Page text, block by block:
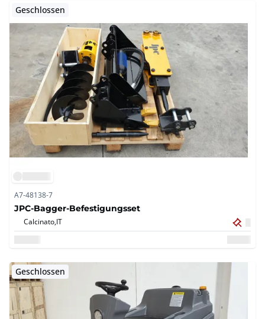
Geschlossen
A7-48138-7
JPC-Bagger-Befestigungsset
Calcinato,IT
Geschlossen